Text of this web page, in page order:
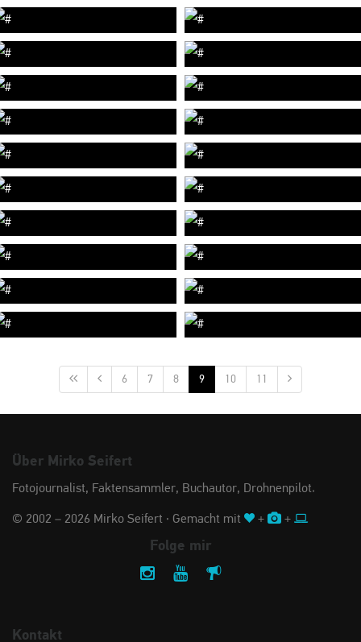
6 7 8 9 10 11
Über Mirko Seifert
Fotojournalist, Faktensammler, Buchautor, Drohnenpilot.
© 2002 – 2026 Mirko Seifert · Gemacht mit + +
Folge mir
Kontakt